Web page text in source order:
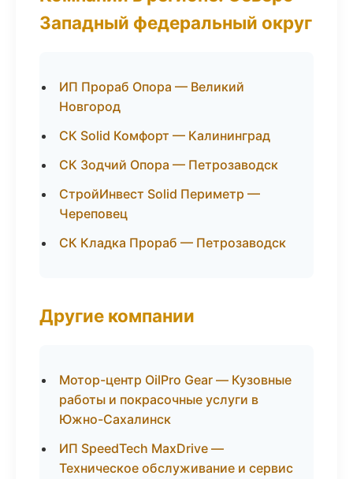
Западный федеральный округ
ИП Прораб Опора — Великий
Новгород
СК Solid Комфорт — Калининград
СК Зодчий Опора — Петрозаводск
СтройИнвест Solid Периметр —
Череповец
СК Кладка Прораб — Петрозаводск
Другие компании
Мотор-центр OilPro Gear — Кузовные
работы и покрасочные услуги в
Южно-Сахалинск
ИП SpeedTech MaxDrive —
Техническое обслуживание и сервис